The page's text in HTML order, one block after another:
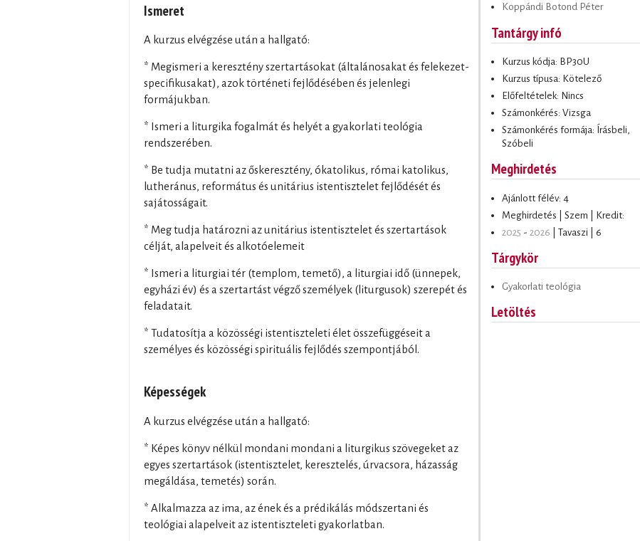
Ismeret
A kurzus elvégzése után a hallgató:
* Megismeri a keresztény szertartásokat (általánosakat és felekezet-
specifikusakat), azok történeti fejlődésében és jelenlegi
formájukban.
* Ismeri a liturgika fogalmát és helyét a gyakorlati teológia
rendszerében.
* Be tudja mutatni az őskeresztény, ókatolikus, római katolikus,
lutheránus, református és unitárius istentisztelet fejlődését és
sajátosságait.
* Meg tudja határozni az unitárius istentisztelet és szertartások
célját, alapelveit és alkotóelemeit
* Ismeri a liturgiai tér (templom, temető), a liturgiai idő (ünnepek,
egyházi év) és a szertartást végző személyek (liturgusok) szerepét és
feladatait.
* Tudatosítja a közösségi istentiszteleti élet összefüggéseit a
személyes és közösségi spirituális fejlődés szempontjából.
Képességek
A kurzus elvégzése után a hallgató:
* Képes könyv nélkül mondani mondani a liturgikus szövegeket az
egyes szertartások (istentisztelet, keresztelés, úrvacsora, házasság
megáldása, temetés) során.
* Alkalmazza az ima, az ének és a prédikálás módszertani és
teológiai alapelveit az istentiszteleti gyakorlatban.
Koppándi Botond Péter
Tantárgy infó
Kurzus kódja: BP30U
Kurzus típusa: Kötelező
Előfeltételek: Nincs
Számonkérés: Vizsga
Számonkérés formája: Írásbeli,
Szóbeli
Meghirdetés
Ajánlott félév: 4
Meghirdetés | Szem | Kredit:
2025 - 2026 | Tavaszi | 6
Tárgykör
Gyakorlati teológia
Letöltés